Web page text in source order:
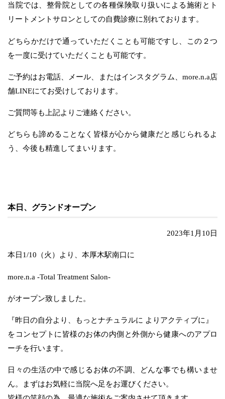
当院では、整骨院としての各種保険取り扱いによる施術とト
リートメントサロンとしての自費診療に別れております。
どちらかだけで通っていただくことも可能ですし、この２つ
を一度に受けていただくことも可能です。
ご予約はお電話、メール、またはインスタグラム、more.n.a店
舗LINEにてお受けしております。
ご質問等も上記よりご連絡ください。
どちらも諦めることなく皆様が心から健康だと感じられるよ
う、今後も精進してまいります。
本日、グランドオープン
2023年1月10日
本日1/10（火）より、本厚木駅南口に
more.n.a -Total Treatment Salon-
がオープン致しました。
『昨日の自分より、もっとナチュラルに よりアクティブに』
をコンセプトに皆様のお体の内側と外側から健康へのアプロ
ーチを行います。
日々の生活の中で感じるお体の不調、どんな事でも構いませ
ん。まずはお気軽に当院へ足をお運びください。